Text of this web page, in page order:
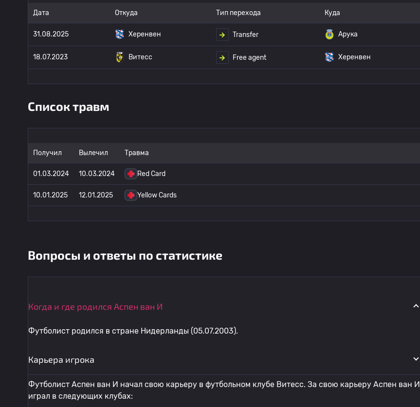
Дата Откуда Тип перехода Куда
31.08.2025 Херенвен Transfer Арука
18.07.2023 Витесс Free agent Херенвен
Список травм
Получил Вылечил Травма
01.03.2024 10.03.2024 Red Card
10.01.2025 12.01.2025 Yellow Cards
Вопросы и ответы по статистике
Когда и где родился Аспен ван И
Футболист родился в стране Нидерланды (05.07.2003).
Карьера игрока
Футболист Аспен ван И начал свою карьеру в футбольном клубе Витесс. За свою карьеру Аспен ван И
играл в следующих клубах: